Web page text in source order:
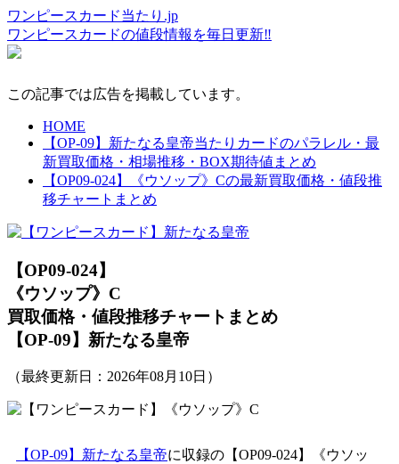
ワンピースカード当たり.jp
ワンピースカードの値段情報を毎日更新‼
この記事では広告を掲載しています。
HOME
【OP-09】新たなる皇帝当たりカードのパラレル・最
新買取価格・相場推移・BOX期待値まとめ
【OP09-024】《ウソップ》Cの最新買取価格・値段推
移チャートまとめ
【OP09-024】
《ウソップ》C
買取価格・値段推移チャートまとめ
【OP-09】新たなる皇帝
（最終更新日： 2026年08月10日 ）
【OP-09】新たなる皇帝に収録の【OP09-024】《ウソッ